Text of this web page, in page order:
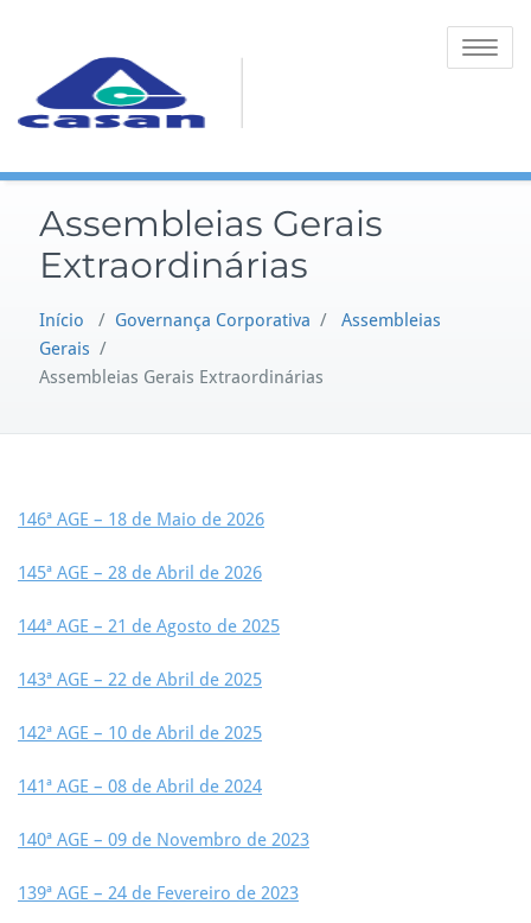
Toggle
Assembleias Gerais
Extraordinárias
Início / Governança Corporativa / Assembleias
Gerais /
Assembleias Gerais Extraordinárias
146ª AGE – 18 de Maio de 2026
145ª AGE – 28 de Abril de 2026
144ª AGE – 21 de Agosto de 2025
143ª AGE – 22 de Abril de 2025
142ª AGE – 10 de Abril de 2025
141ª AGE – 08 de Abril de 2024
140ª AGE – 09 de Novembro de 2023
139ª AGE – 24 de Fevereiro de 2023